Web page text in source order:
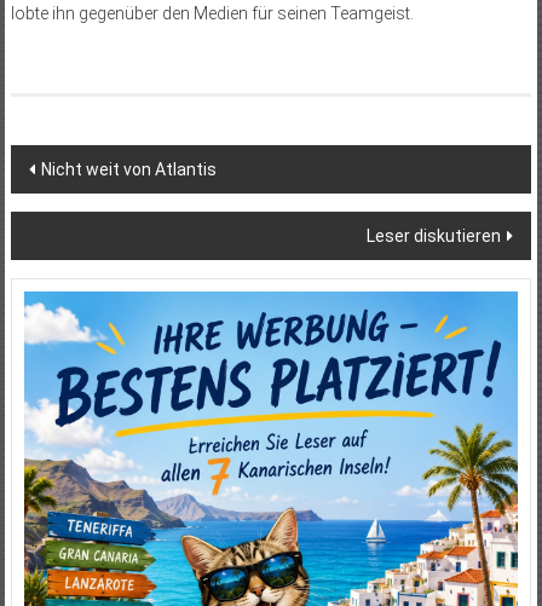
lobte ihn gegenüber den Medien für seinen Teamgeist.
Beitragsnavigation
Nicht weit von Atlantis
Leser diskutieren